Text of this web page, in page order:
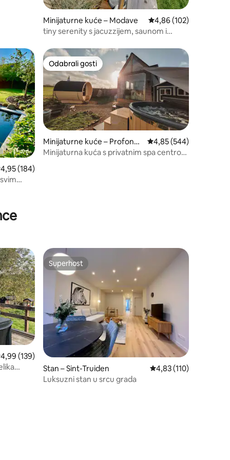
Minijaturne kuće – Modave Prosječna ocjena:
4,86 (102)
tiny serenity s jacuzzijem, saunom i
ocjena: 4,95/5, recenzija: 184
4,95 (184)
Odabrali gosti
Odabrali gosti
Minijaturne kuće – Profonde
ville
Prosječna ocjena:
4,85 (544)
Minijaturna kuća s privatnim spa centrom
„Odabrali gosti”
ocjena: 4,99/5, recenzija: 139
4,99 (139)
Superhost
Superhost
Stan – Sint-Truiden Prosječna ocjena:
4,83 (110)
Luksuzni stan u srcu grada